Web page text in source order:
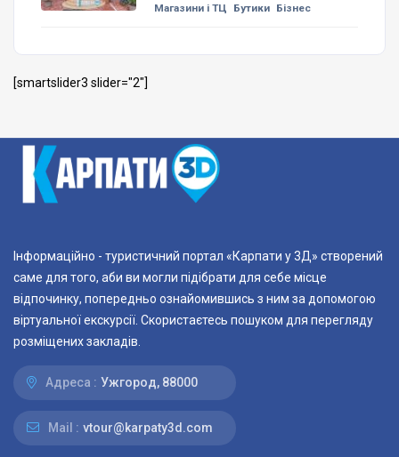
Магазини і ТЦ Бутики Бізнес
[smartslider3 slider="2"]
Інформаційно - туристичний портал «Карпати у 3Д» створений
саме для того, аби ви могли підібрати для себе місце
відпочинку, попередньо ознайомившись з ним за допомогою
віртуальної екскурсії. Скористаєтесь пошуком для перегляду
розміщених закладів.
Адреса : Ужгород, 88000
Mail : vtour@karpaty3d.com